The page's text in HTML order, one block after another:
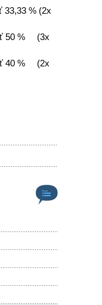
33,33 % (2x
50 % (3x
40 % (2x